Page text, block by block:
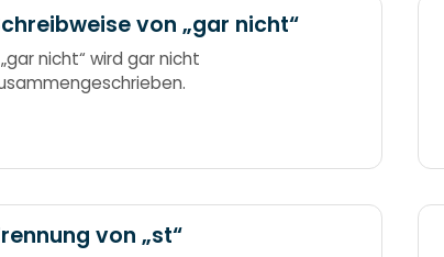
von „gar nicht“
nicht“ wird gar nicht
von „st“